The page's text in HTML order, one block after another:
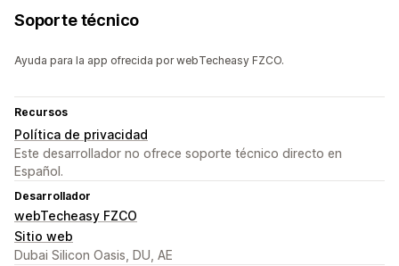
Soporte técnico
Ayuda para la app ofrecida por webTecheasy FZCO.
Recursos
Política de privacidad
Este desarrollador no ofrece soporte técnico directo en
Español.
Desarrollador
webTecheasy FZCO
Sitio web
Dubai Silicon Oasis, DU, AE